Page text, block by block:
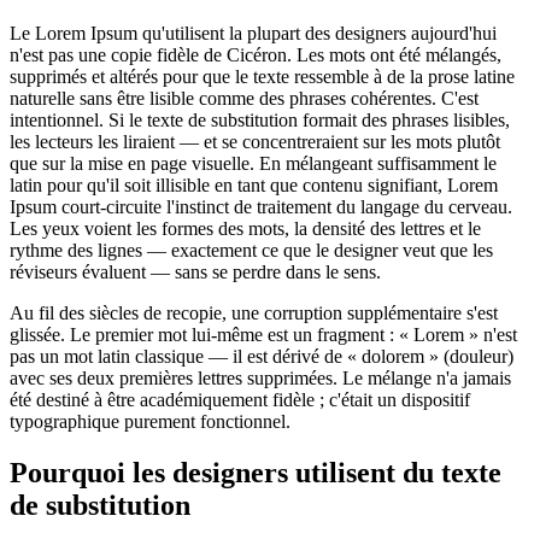
Le Lorem Ipsum qu'utilisent la plupart des designers aujourd'hui
n'est pas une copie fidèle de Cicéron. Les mots ont été mélangés,
supprimés et altérés pour que le texte ressemble à de la prose latine
naturelle sans être lisible comme des phrases cohérentes. C'est
intentionnel. Si le texte de substitution formait des phrases lisibles,
les lecteurs les liraient — et se concentreraient sur les mots plutôt
que sur la mise en page visuelle. En mélangeant suffisamment le
latin pour qu'il soit illisible en tant que contenu signifiant, Lorem
Ipsum court-circuite l'instinct de traitement du langage du cerveau.
Les yeux voient les formes des mots, la densité des lettres et le
rythme des lignes — exactement ce que le designer veut que les
réviseurs évaluent — sans se perdre dans le sens.
Au fil des siècles de recopie, une corruption supplémentaire s'est
glissée. Le premier mot lui-même est un fragment : « Lorem » n'est
pas un mot latin classique — il est dérivé de « dolorem » (douleur)
avec ses deux premières lettres supprimées. Le mélange n'a jamais
été destiné à être académiquement fidèle ; c'était un dispositif
typographique purement fonctionnel.
Pourquoi les designers utilisent du texte
de substitution